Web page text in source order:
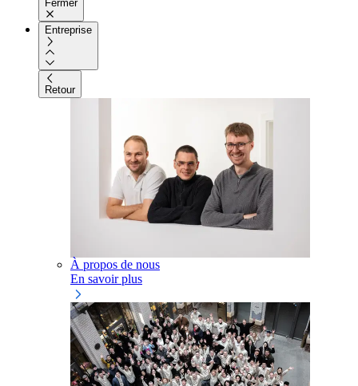
Fermer
Entreprise
Retour
À propos de nous
En savoir plus